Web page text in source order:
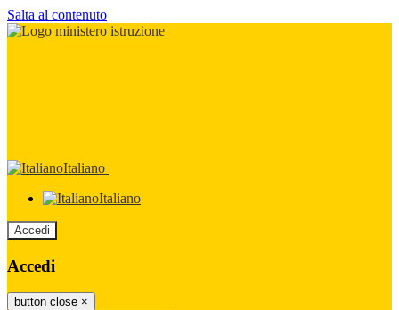
Salta al contenuto
Italiano
Italiano
Accedi
Accedi
button close ×